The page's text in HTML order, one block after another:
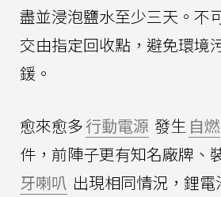
盡並浸泡鹽水至少三天。不
交由指定回收點，避免環境
鍰。
愈來愈多行動電源 發生 自燃
件，前陣子更有知名廠牌、
牙喇叭 出現相同情況，鋰電